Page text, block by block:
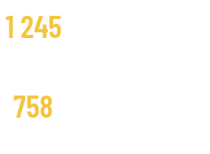
1 245
758